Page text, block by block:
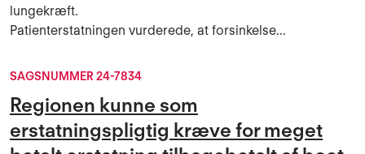
lungekræft.
Patienterstatningen vurderede, at forsinkelse...
SAGSNUMMER 24-7834
Regionen kunne som
erstatningspligtig kræve for meget